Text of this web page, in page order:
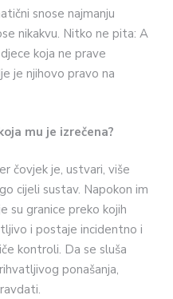
snose najmanju
nikakvu. Nitko ne pita: A
koja ne prave
je njihovo pravo na
mu je izrečena?
čovjek je, ustvari, više
cijeli sustav. Napokon im
su granice preko kojih
i postaje incidentno i
kontroli. Da se sluša
ponašanja,